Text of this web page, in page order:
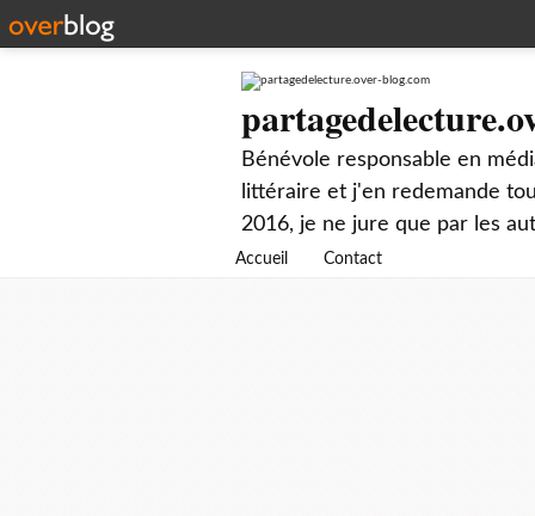
Bénévole responsable en
littéraire et j'en redemande
2016, je ne jure que par les
Accueil Contact